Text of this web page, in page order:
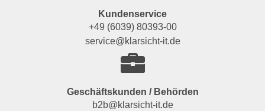
Kundenservice
+49 (6039) 80393-00
service@klarsicht-it.de
Geschäftskunden / Behörden
b2b@klarsicht-it.de